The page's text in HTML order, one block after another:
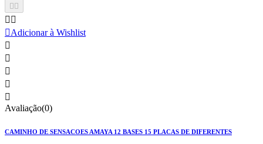
 
 
Adicionar à Wishlist





Avaliação(0)
CAMINHO DE SENSACOES AMAYA 12 BASES 15 PLACAS DE DIFERENTES